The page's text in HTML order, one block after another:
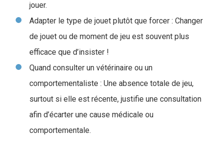
jouer.
Adapter le type de jouet plutôt que forcer : Changer
de jouet ou de moment de jeu est souvent plus
efficace que d’insister !
Quand consulter un vétérinaire ou un
comportementaliste : Une absence totale de jeu,
surtout si elle est récente, justifie une consultation
afin d’écarter une cause médicale ou
comportementale.